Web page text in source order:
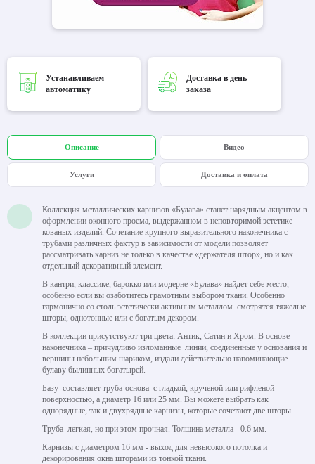
Устанавливаем
автоматику
Доставка в день
заказа
Описание Видео
Услуги Доставка и оплата
Коллекция металлических карнизов «Булава» станет нарядным акцентом в
оформлении оконного проема, выдержанном в неповторимой эстетике
кованых изделий. Сочетание крупного выразительного наконечника с
трубами различных фактур в зависимости от модели позволяет
рассматривать карниз не только в качестве «держателя штор», но и как
отдельный декоративный элемент.
В кантри, классике, барокко или модерне «Булава» найдет себе место,
особенно если вы озаботитесь грамотным выбором ткани. Особенно
гармонично со столь эстетически активным металлом смотрятся тяжелые
шторы, однотонные или с богатым декором.
В коллекции присутствуют три цвета: Антик, Сатин и Хром. В основе
наконечника – причудливо изломанные линии, соединенные у основания и
вершины небольшим шариком, издали действительно напоминающие
булаву былинных богатырей.
Базу составляет труба-основа с гладкой, крученой или рифленой
поверхностью, а диаметр 16 или 25 мм. Вы можете выбрать как
однорядные, так и двухрядные карнизы, которые сочетают две шторы.
Труба легкая, но при этом прочная. Толщина металла - 0.6 мм.
Карнизы с диаметром 16 мм - выход для невысокого потолка и
декорирования окна шторами из тонкой ткани.